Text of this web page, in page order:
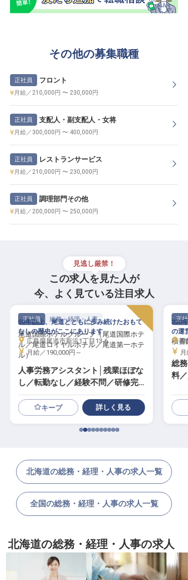
その他の募集職種
正社員 フロント
月給／210,000円 〜 230,000円
正社員 支配人・副支配人・女将
月給／300,000円 〜 400,000円
正社員 レストランサービス
月給／210,000円 〜 230,000円
正社員 調理部門その他
月給／200,000円 〜 250,000円
見逃し厳禁！
この求人を見た人が
今、よく見ている注目求人
正社員 総務・経理・人事
尾道国際ホテルグループ（尾道国際ホテ
ル／尾道ロイヤルホテル／尾道第一ホテ
ル）
人事労務アシスタント│残業ほぼな
し／転勤なし／経験不問／研修完
備
50年以上、尾道とともに歩み続けたおもて
なしの歴史がここにあります
広島県尾道市新浜1丁目13-6
月給／190,000円～
キープ 詳しく見る
正社
積善
総
料
330
の運
群
北海道の総務・経理・人事の求人一覧
全国の総務・経理・人事の求人一覧
北海道の総務・経理・人事の求人